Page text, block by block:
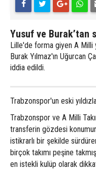
Yusuf ve
Lille'de forma giyen A Milli
Burak Yılmaz'ın Uğurcan
iddia edildi.
Trabzonspor'un eski
Trabzonspor ve A Milli
transferin gözdesi
istikrarlı bir şekilde
birçok takımı peşine
en istekli kulüp olarak